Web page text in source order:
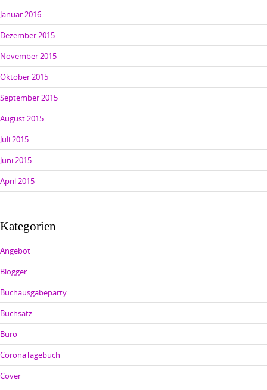
Januar 2016
Dezember 2015
November 2015
Oktober 2015
September 2015
August 2015
Juli 2015
Juni 2015
April 2015
Kategorien
Angebot
Blogger
Buchausgabeparty
Buchsatz
Büro
CoronaTagebuch
Cover